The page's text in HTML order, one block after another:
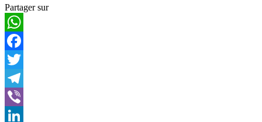
Partager sur
WhatsApp
Facebook
Twitter
Telegram
Viber